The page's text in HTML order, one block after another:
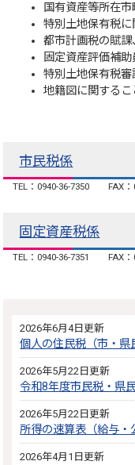
国有資産等所在市
特別土地保有税に
都市計画税の賦課
固定資産評価補助
特別土地保有税審
地籍図に関するこ
市民税係
TEL：0940-36-7350 FAX
固定資産税係
TEL：0940-36-7351 FAX
2026年6月4日更新
個人の住民税（市・県
2026年5月22日更新
令和8年度市民税・県
2026年5月22日更新
所得の速算表（給与・
2026年4月1日更新